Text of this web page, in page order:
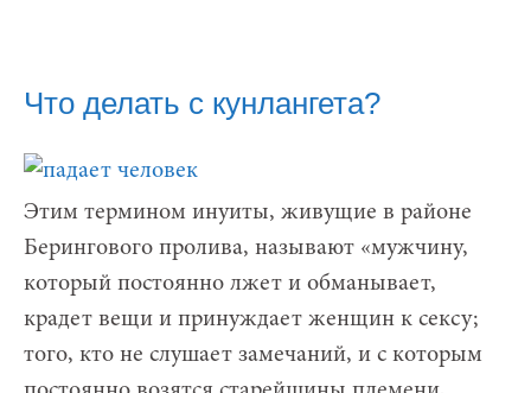
Что делать с кунлангета?
Этим термином инуиты, живущие в районе
Берингового пролива, называют «мужчину,
который постоянно лжет и обманывает,
крадет вещи и принуждает женщин к сексу;
того, кто не слушает замечаний, и с которым